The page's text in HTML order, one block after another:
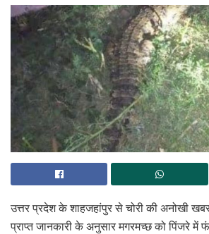
उत्तर प्रदेश के शाहजहांपुर से चोरी की अनोखी
प्राप्त जानकारी के अनुसार मगरमच्छ को पिंजरे में